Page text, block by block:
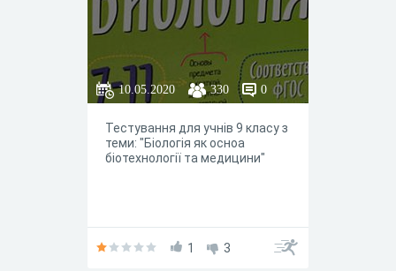
10.05.2020 330 0
Тестування для учнів 9 класу з
теми: "Біологія як осноа
біотехнології та медицини"
1 3